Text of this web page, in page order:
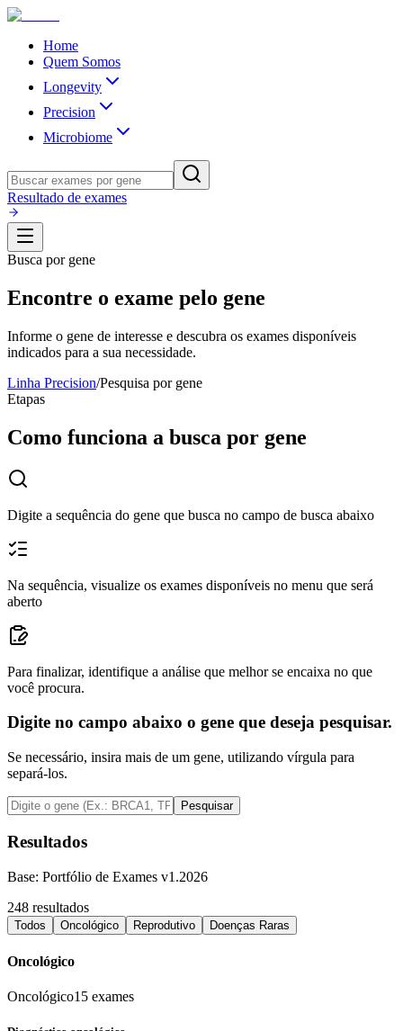
Home
Quem Somos
Longevity
Precision
Microbiome
Resultado de exames
Busca por gene
Encontre o exame pelo gene
Informe o gene de interesse e descubra os exames disponíveis
indicados para a sua necessidade.
Linha Precision/Pesquisa por gene
Etapas
Como funciona a busca por gene
Digite a sequência do gene que busca no campo de busca abaixo
Na sequência, visualize os exames disponíveis no menu que será
aberto
Para finalizar, identifique a análise que melhor se encaixa no que
você procura.
Digite no campo abaixo o gene que deseja pesquisar.
Se necessário, insira mais de um gene, utilizando vírgula para
separá-los.
Pesquisar
Resultados
Base: Portfólio de Exames v1.2026
248 resultados
Todos Oncológico Reprodutivo Doenças Raras
Oncológico
Oncológico15 exames